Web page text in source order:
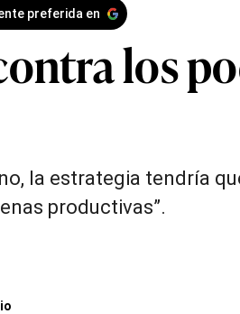
preferida en
los
la estrategia tendría
productivas”.